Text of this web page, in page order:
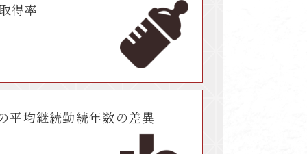
得率
平均継続勤続年数の差異